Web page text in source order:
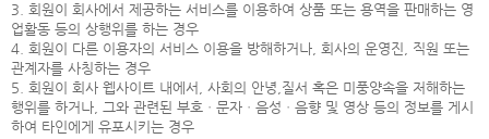
3. 회원이 회사에서 제공하는 서비스를 이용하여 상품 또는 용역을 판매하는 영
업활동 등의 상행위를 하는 경우
4. 회원이 다른 이용자의 서비스 이용을 방해하거나, 회사의 운영진, 직원 또는
관계자를 사칭하는 경우
5. 회원이 회사 웹사이트 내에서, 사회의 안녕,질서 혹은 미풍양속을 저해하는
행위를 하거나, 그와 관련된 부호ㆍ문자ㆍ음성ㆍ음향 및 영상 등의 정보를 게시
하여 타인에게 유포시키는 경우